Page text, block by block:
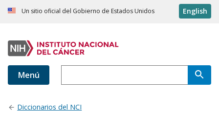
Un sitio oficial del Gobierno de Estados Unidos English
Menú
Diccionarios del NCI